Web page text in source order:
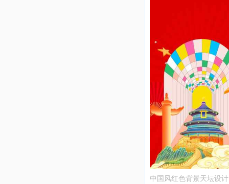
中国风红色背景天坛设